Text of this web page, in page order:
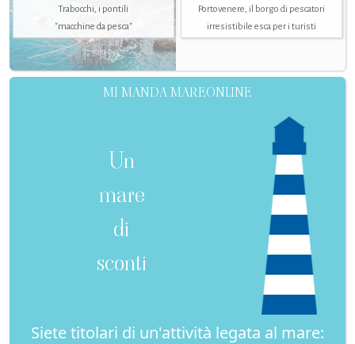
Trabocchi, i pontili
"macchine da pesca"
Portovenere, il borgo di pescatori
irresistibile esca per i turisti
MI MANDA MAREONLINE
Un
mare
di
sconti
Siete titolari di un'attività legata al mare: